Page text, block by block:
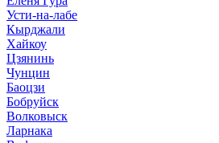
Усти-на-лабе
Кырджали
Хайкоу
Цзянинь
Чунцин
Баоцзи
Бобруйск
Волковыск
Ларнака